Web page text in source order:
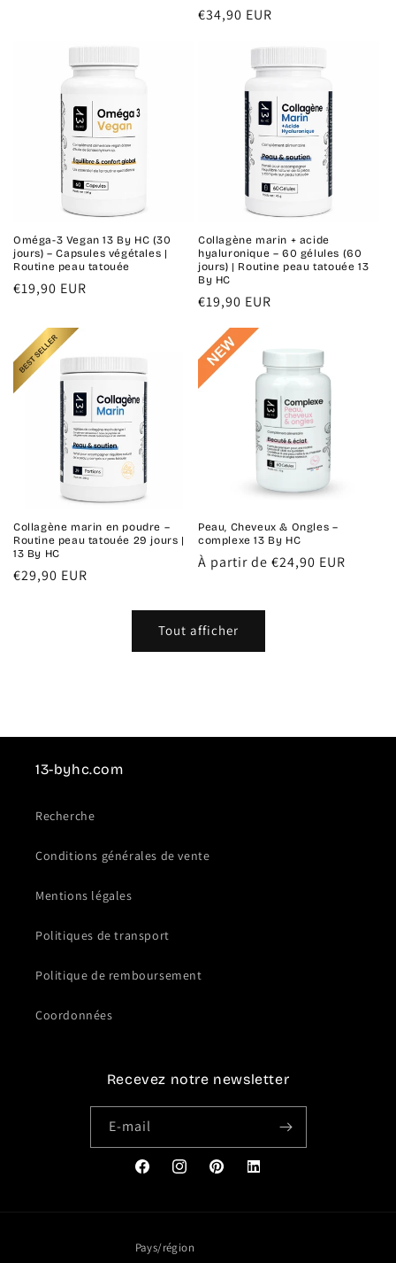
Prix
€34,90 EUR
Oméga-3 Vegan 13 By HC (30
jours) – Capsules végétales |
Routine peau tatouée
Prix
€19,90 EUR
Collagène marin + acide
hyaluronique – 60 gélules (60
jours) | Routine peau tatouée 13
By HC
Prix
€19,90 EUR
Collagène marin en poudre –
Routine peau tatouée 29 jours |
13 By HC
Prix
€29,90 EUR
Peau, Cheveux & Ongles –
complexe 13 By HC
Prix
À partir de €24,90 EUR
Tout afficher
13-byhc.com
Recherche
Conditions générales de vente
Mentions légales
Politiques de transport
Politique de remboursement
Coordonnées
Recevez notre newsletter
E-mail
FacebookInstagramPinterestTranslation
Pays/région